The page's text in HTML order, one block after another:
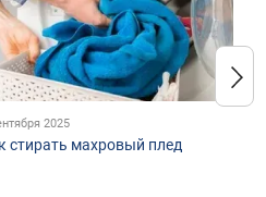
2025
стирать махровый плед